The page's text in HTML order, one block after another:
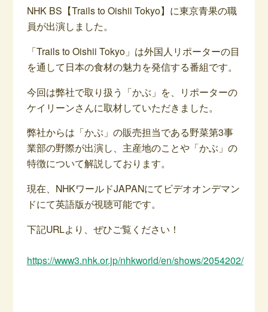
NHK BS【Trails to Oishii Tokyo】に東京青果の職
員が出演しました。
「Trails to Oishii Tokyo」は外国人リポーターの目
を通して日本の食材の魅力を発信する番組です。
今回は弊社で取り扱う「かぶ」を、リポーターの
ケイリーンさんに取材していただきました。
弊社からは「かぶ」の販売担当である野菜第3事
業部の野際が出演し、主産地のことや「かぶ」の
特徴について解説しております。
現在、NHKワールドJAPANにてビデオオンデマン
ドにて英語版が視聴可能です。
下記URLより、ぜひご覧ください！
https://www3.nhk.or.jp/nhkworld/en/shows/2054202/